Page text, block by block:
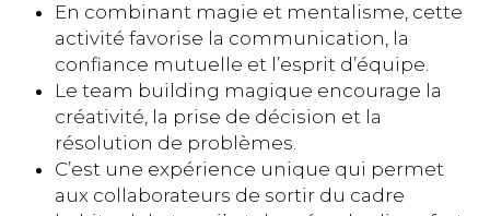
En combinant magie et mentalisme, cette
activité favorise la communication, la
confiance mutuelle et l’esprit d’équipe.
Le team building magique encourage la
créativité, la prise de décision et la
résolution de problèmes.
C’est une expérience unique qui permet
aux collaborateurs de sortir du cadre